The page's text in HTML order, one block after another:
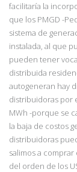
facilitaría la
que los PMGD -
sistema de
instalada, al que
pueden tener
distribuida
autogeneran hay
distribuidoras por
MWh -porque se
la baja de costos
distribuidoras
salimos a
del orden de los